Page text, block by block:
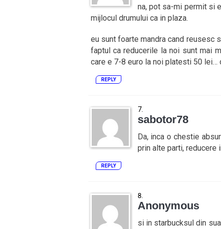
na, pot sa-mi permit si
mijlocul drumului ca in plaza.
eu sunt foarte mandra cand reusesc
faptul ca reducerile la noi sunt mai
care e 7-8 euro la noi platesti 50 lei…
REPLY
sabotor78
Da, inca o chestie
prin alte parti, reducere
REPLY
Anonymous
si in starbucksul din